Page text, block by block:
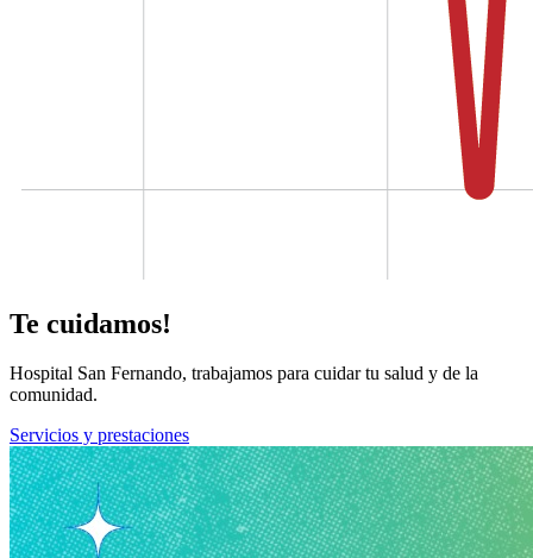
Te cuidamos!
Hospital San Fernando, trabajamos para cuidar tu salud y de la
comunidad.
Servicios y prestaciones